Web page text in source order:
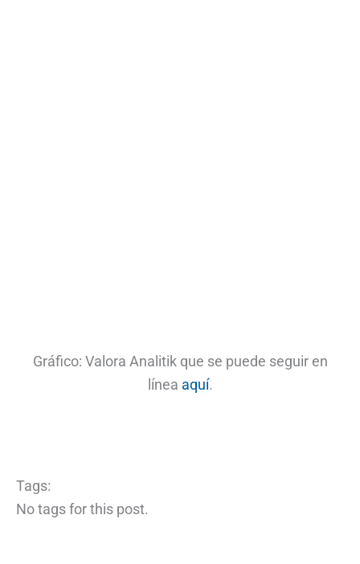
Gráfico: Valora Analitik que se puede seguir en
línea aquí.
Tags:
No tags for this post.